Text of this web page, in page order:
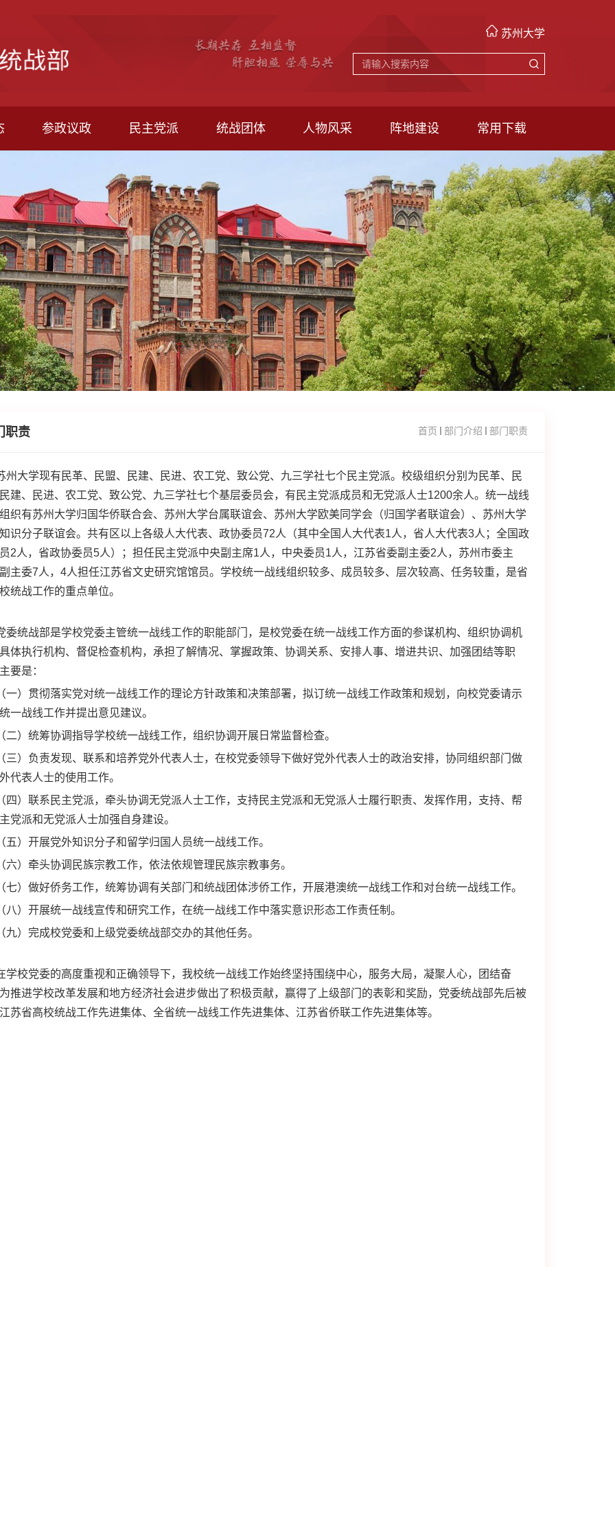
苏州大学
参政议政 民主党派 统战团体 人物风采 阵地建设 常用下载
职责 首页 部门介绍 部门职责
州大学现有民革、民盟、民建、民进、农工党、致公党、九三学社七个民主党派。校级组织分别为民革、民
建、民进、农工党、致公党、九三学社七个基层委员会，有民主党派成员和无党派人士1200余人。统一战线
织有苏州大学归国华侨联合会、苏州大学台属联谊会、苏州大学欧美同学会（归国学者联谊会）、苏州大学
识分子联谊会。共有区以上各级人大代表、政协委员72人（其中全国人大代表1人，省人大代表3人；全国政
2人，省政协委员5人）；担任民主党派中央副主席1人，中央委员1人，江苏省委副主委2人，苏州市委主
主委7人，4人担任江苏省文史研究馆馆员。学校统一战线组织较多、成员较多、层次较高、任务较重，是省
统战工作的重点单位。
委统战部是学校党委主管统一战线工作的职能部门，是校党委在统一战线工作方面的参谋机构、组织协调机
体执行机构、督促检查机构，承担了解情况、掌握政策、协调关系、安排人事、增进共识、加强团结等职
要是：
（一）贯彻落实党对统一战线工作的理论方针政策和决策部署，拟订统一战线工作政策和规划，向校党委请示
一战线工作并提出意见建议。
（二）统筹协调指导学校统一战线工作，组织协调开展日常监督检查。
（三）负责发现、联系和培养党外代表人士，在校党委领导下做好党外代表人士的政治安排，协同组织部门做
代表人士的使用工作。
（四）联系民主党派，牵头协调无党派人士工作，支持民主党派和无党派人士履行职责、发挥作用，支持、帮
党派和无党派人士加强自身建设。
（五）开展党外知识分子和留学归国人员统一战线工作。
（六）牵头协调民族宗教工作，依法依规管理民族宗教事务。
（七）做好侨务工作，统筹协调有关部门和统战团体涉侨工作，开展港澳统一战线工作和对台统一战线工作。
（八）开展统一战线宣传和研究工作，在统一战线工作中落实意识形态工作责任制。
（九）完成校党委和上级党委统战部交办的其他任务。
学校党委的高度重视和正确领导下，我校统一战线工作始终坚持围绕中心，服务大局，凝聚人心，团结奋
推进学校改革发展和地方经济社会进步做出了积极贡献，赢得了上级部门的表彰和奖励，党委统战部先后被
苏省高校统战工作先进集体、全省统一战线工作先进集体、江苏省侨联工作先进集体等。